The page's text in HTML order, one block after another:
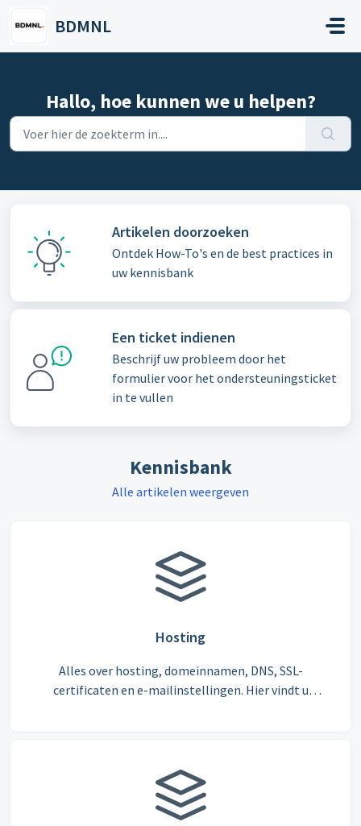
BDMNL
Hallo, hoe kunnen we u helpen?
Artikelen doorzoeken
Ontdek How-To's en de best practices in
uw kennisbank
Een ticket indienen
Beschrijf uw probleem door het
formulier voor het ondersteuningsticket
in te vullen
Kennisbank
Alle artikelen weergeven
Hosting
Alles over hosting, domeinnamen, DNS, SSL-
certificaten en e-mailinstellingen. Hier vindt u